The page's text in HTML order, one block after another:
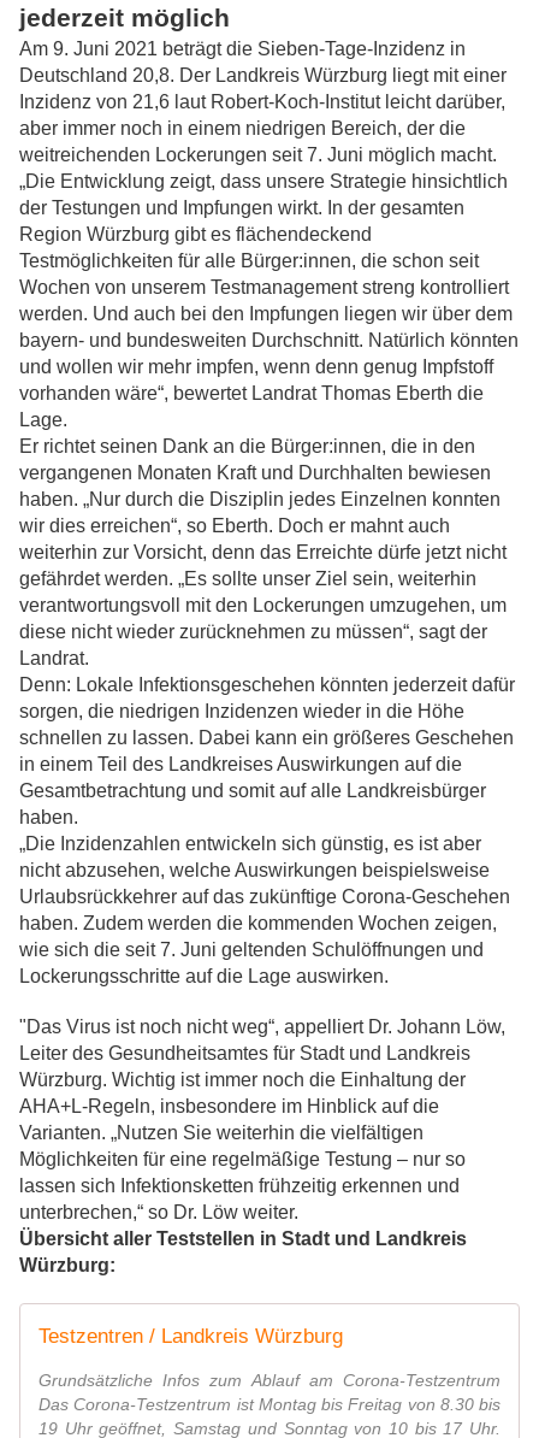
jederzeit möglich
Am 9. Juni 2021 beträgt die Sieben-Tage-Inzidenz in
Deutschland 20,8. Der Landkreis Würzburg liegt mit einer
Inzidenz von 21,6 laut Robert-Koch-Institut leicht darüber,
aber immer noch in einem niedrigen Bereich, der die
weitreichenden Lockerungen seit 7. Juni möglich macht.
„Die Entwicklung zeigt, dass unsere Strategie hinsichtlich
der Testungen und Impfungen wirkt. In der gesamten
Region Würzburg gibt es flächendeckend
Testmöglichkeiten für alle Bürger:innen, die schon seit
Wochen von unserem Testmanagement streng kontrolliert
werden. Und auch bei den Impfungen liegen wir über dem
bayern- und bundesweiten Durchschnitt. Natürlich könnten
und wollen wir mehr impfen, wenn denn genug Impfstoff
vorhanden wäre“, bewertet Landrat Thomas Eberth die
Lage.
Er richtet seinen Dank an die Bürger:innen, die in den
vergangenen Monaten Kraft und Durchhalten bewiesen
haben. „Nur durch die Disziplin jedes Einzelnen konnten
wir dies erreichen“, so Eberth. Doch er mahnt auch
weiterhin zur Vorsicht, denn das Erreichte dürfe jetzt nicht
gefährdet werden. „Es sollte unser Ziel sein, weiterhin
verantwortungsvoll mit den Lockerungen umzugehen, um
diese nicht wieder zurücknehmen zu müssen“, sagt der
Landrat.
Denn: Lokale Infektionsgeschehen könnten jederzeit dafür
sorgen, die niedrigen Inzidenzen wieder in die Höhe
schnellen zu lassen. Dabei kann ein größeres Geschehen
in einem Teil des Landkreises Auswirkungen auf die
Gesamtbetrachtung und somit auf alle Landkreisbürger
haben.
„Die Inzidenzahlen entwickeln sich günstig, es ist aber
nicht abzusehen, welche Auswirkungen beispielsweise
Urlaubsrückkehrer auf das zukünftige Corona-Geschehen
haben. Zudem werden die kommenden Wochen zeigen,
wie sich die seit 7. Juni geltenden Schulöffnungen und
Lockerungsschritte auf die Lage auswirken.
"Das Virus ist noch nicht weg“, appelliert Dr. Johann Löw,
Leiter des Gesundheitsamtes für Stadt und Landkreis
Würzburg. Wichtig ist immer noch die Einhaltung der
AHA+L-Regeln, insbesondere im Hinblick auf die
Varianten. „Nutzen Sie weiterhin die vielfältigen
Möglichkeiten für eine regelmäßige Testung – nur so
lassen sich Infektionsketten frühzeitig erkennen und
unterbrechen,“ so Dr. Löw weiter.
Übersicht aller Teststellen in Stadt und Landkreis
Würzburg:
Testzentren / Landkreis Würzburg
Grundsätzliche Infos zum Ablauf am Corona-Testzentrum
Das Corona-Testzentrum ist Montag bis Freitag von 8.30 bis
19 Uhr geöffnet, Samstag und Sonntag von 10 bis 17 Uhr.